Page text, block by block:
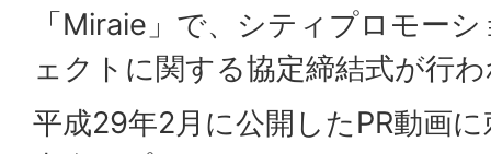
「Miraie」で、シティプロモー
ェクトに関する協定締結式が行
平成29年2月に公開したPR動画